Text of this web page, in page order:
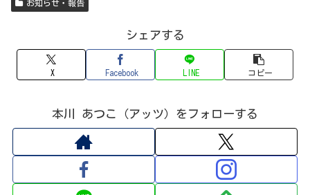
お知らせ・報告
シェアする
X Facebook LINE コピー
本川 あつこ（アッツ）をフォローする